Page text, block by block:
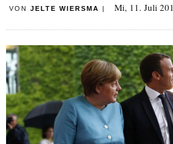
VON JELTE WIERSMA | Mi, 11. Juli